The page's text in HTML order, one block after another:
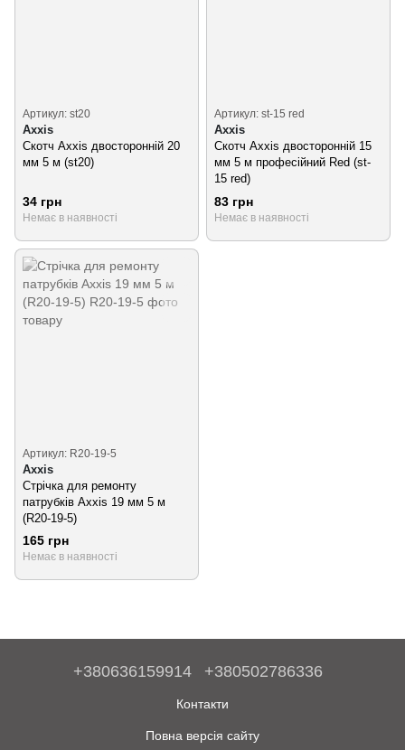
Артикул: st20
Axxis
Скотч Axxis двосторонній 20
мм 5 м (st20)
34 грн
Немає в наявності
Артикул: st-15 red
Axxis
Скотч Axxis двосторонній 15
мм 5 м професійний Red (st-
15 red)
83 грн
Немає в наявності
Артикул: R20-19-5
Axxis
Стрічка для ремонту
патрубків Axxis 19 мм 5 м
(R20-19-5)
165 грн
Немає в наявності
+380636159914 +380502786336
Контакти
Повна версія сайту